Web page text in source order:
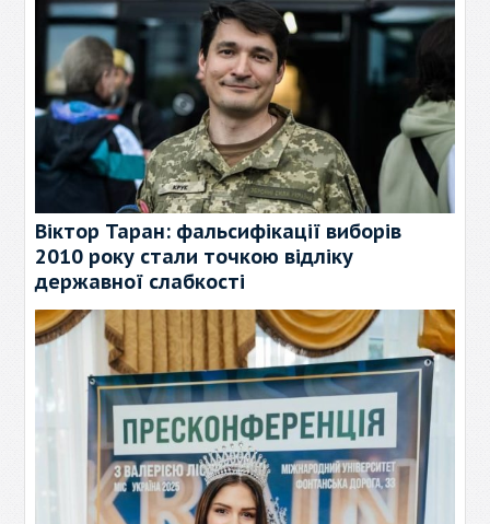
Віктор Таран: фальсифікації виборів
2010 року стали точкою відліку
державної слабкості